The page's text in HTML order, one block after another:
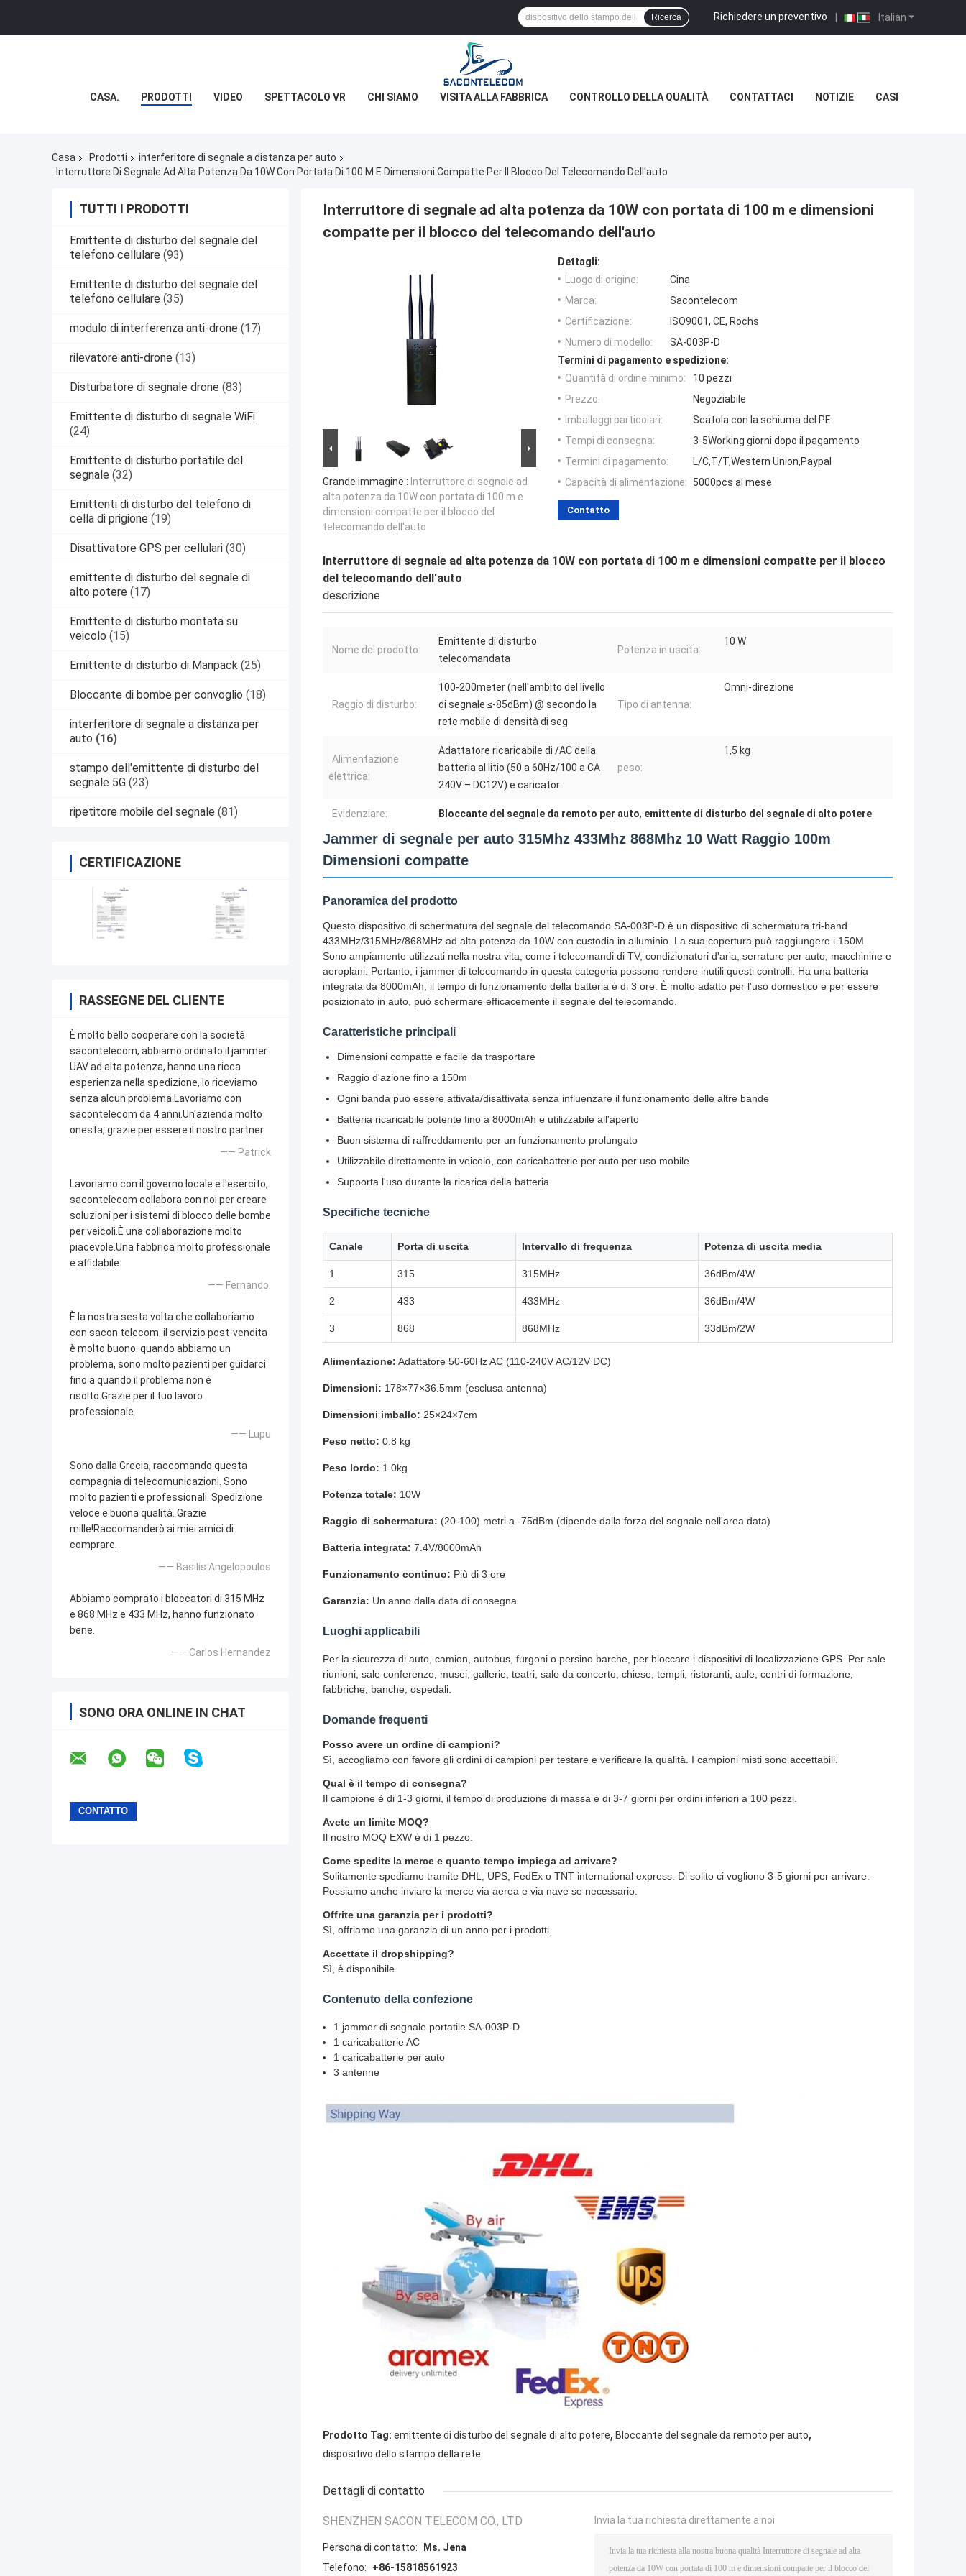
Italian
Richiedere un preventivo |
Ricerca
CASA. PRODOTTI VIDEO SPETTACOLO VR CHI SIAMO VISITA ALLA FABBRICA CONTROLLO DELLA QUALITÀ CONTATTACI NOTIZIE CASI
Casa Prodotti
interferitore di segnale a distanza per auto
Interruttore Di Segnale Ad Alta Potenza Da 10W Con Portata Di 100 M E Dimensioni Compatte Per Il Blocco Del Telecomando Dell'auto
TUTTI I PRODOTTI
Emittente di disturbo del segnale del
telefono cellulare (93)
Emittente di disturbo del segnale del
telefono cellulare (35)
modulo di interferenza anti-drone (17)
rilevatore anti-drone (13)
Disturbatore di segnale drone (83)
Emittente di disturbo di segnale WiFi
(24)
Emittente di disturbo portatile del
segnale (32)
Emittenti di disturbo del telefono di
cella di prigione (19)
Disattivatore GPS per cellulari (30)
emittente di disturbo del segnale di
alto potere (17)
Emittente di disturbo montata su
veicolo (15)
Emittente di disturbo di Manpack (25)
Bloccante di bombe per convoglio (18)
interferitore di segnale a distanza per
auto (16)
stampo dell'emittente di disturbo del
segnale 5G (23)
ripetitore mobile del segnale (81)
CERTIFICAZIONE
RASSEGNE DEL CLIENTE
È molto bello cooperare con la società
sacontelecom, abbiamo ordinato il jammer
UAV ad alta potenza, hanno una ricca
esperienza nella spedizione, lo riceviamo
senza alcun problema.Lavoriamo con
sacontelecom da 4 anni.Un'azienda molto
onesta, grazie per essere il nostro partner.
—— Patrick
Lavoriamo con il governo locale e l'esercito,
sacontelecom collabora con noi per creare
soluzioni per i sistemi di blocco delle bombe
per veicoli.È una collaborazione molto
piacevole.Una fabbrica molto professionale
e affidabile.
—— Fernando.
È la nostra sesta volta che collaboriamo
con sacon telecom. il servizio post-vendita
è molto buono. quando abbiamo un
problema, sono molto pazienti per guidarci
fino a quando il problema non è
risolto.Grazie per il tuo lavoro
professionale..
—— Lupu
Sono dalla Grecia, raccomando questa
compagnia di telecomunicazioni. Sono
molto pazienti e professionali. Spedizione
veloce e buona qualità. Grazie
mille!Raccomanderò ai miei amici di
comprare.
—— Basilis Angelopoulos
Abbiamo comprato i bloccatori di 315 MHz
e 868 MHz e 433 MHz, hanno funzionato
bene.
—— Carlos Hernandez
SONO ORA ONLINE IN CHAT
Interruttore di segnale ad alta potenza da 10W con portata di 100 m e dimensioni
compatte per il blocco del telecomando dell'auto
Grande immagine : Interruttore di segnale ad
alta potenza da 10W con portata di 100 m e
dimensioni compatte per il blocco del
telecomando dell'auto
Dettagli:
Luogo di origine:
Cina
Marca:
Sacontelecom
Certificazione:
ISO9001, CE, Rochs
Numero di modello:
SA-003P-D
Termini di pagamento e spedizione:
Quantità di ordine minimo:
10 pezzi
Prezzo:
Negoziabile
Imballaggi particolari:
Scatola con la schiuma del PE
Tempi di consegna:
3-5Working giorni dopo il pagamento
Termini di pagamento:
L/C,T/T,Western Union,Paypal
Capacità di alimentazione:
5000pcs al mese
Contatto
Interruttore di segnale ad alta potenza da 10W con portata di 100 m e dimensioni compatte per il blocco
del telecomando dell'auto
descrizione
Nome del prodotto:
Emittente di disturbo
telecomandata
Potenza in uscita:
10 W
Raggio di disturbo:
100-200meter (nell'ambito del livello
di segnale ≤-85dBm) @ secondo la
rete mobile di densità di seg
Tipo di antenna:
Omni-direzione
Alimentazione
elettrica:
Adattatore ricaricabile di /AC della
batteria al litio (50 a 60Hz/100 a CA
240V – DC12V) e caricator
peso:
1,5 kg
Evidenziare: Bloccante del segnale da remoto per auto, emittente di disturbo del segnale di alto potere
Jammer di segnale per auto 315Mhz 433Mhz 868Mhz 10 Watt Raggio 100m
Dimensioni compatte
Panoramica del prodotto
Questo dispositivo di schermatura del segnale del telecomando SA-003P-D è un dispositivo di schermatura tri-band
433MHz/315MHz/868MHz ad alta potenza da 10W con custodia in alluminio. La sua copertura può raggiungere i 150M.
Sono ampiamente utilizzati nella nostra vita, come i telecomandi di TV, condizionatori d'aria, serrature per auto, macchinine e
aeroplani. Pertanto, i jammer di telecomando in questa categoria possono rendere inutili questi controlli. Ha una batteria
integrata da 8000mAh, il tempo di funzionamento della batteria è di 3 ore. È molto adatto per l'uso domestico e per essere
posizionato in auto, può schermare efficacemente il segnale del telecomando.
Caratteristiche principali
Dimensioni compatte e facile da trasportare
Raggio d'azione fino a 150m
Ogni banda può essere attivata/disattivata senza influenzare il funzionamento delle altre bande
Batteria ricaricabile potente fino a 8000mAh e utilizzabile all'aperto
Buon sistema di raffreddamento per un funzionamento prolungato
Utilizzabile direttamente in veicolo, con caricabatterie per auto per uso mobile
Supporta l'uso durante la ricarica della batteria
Specifiche tecniche
Canale Porta di uscita Intervallo di frequenza Potenza di uscita media
1 315 315MHz 36dBm/4W
2 433 433MHz 36dBm/4W
3 868 868MHz 33dBm/2W
Alimentazione: Adattatore 50-60Hz AC (110-240V AC/12V DC)
Dimensioni: 178×77×36.5mm (esclusa antenna)
Dimensioni imballo: 25×24×7cm
Peso netto: 0.8 kg
Peso lordo: 1.0kg
Potenza totale: 10W
Raggio di schermatura: (20-100) metri a -75dBm (dipende dalla forza del segnale nell'area data)
Batteria integrata: 7.4V/8000mAh
Funzionamento continuo: Più di 3 ore
Garanzia: Un anno dalla data di consegna
Luoghi applicabili
Per la sicurezza di auto, camion, autobus, furgoni o persino barche, per bloccare i dispositivi di localizzazione GPS. Per sale
riunioni, sale conferenze, musei, gallerie, teatri, sale da concerto, chiese, templi, ristoranti, aule, centri di formazione,
fabbriche, banche, ospedali.
Domande frequenti
Posso avere un ordine di campioni?
Sì, accogliamo con favore gli ordini di campioni per testare e verificare la qualità. I campioni misti sono accettabili.
Qual è il tempo di consegna?
Il campione è di 1-3 giorni, il tempo di produzione di massa è di 3-7 giorni per ordini inferiori a 100 pezzi.
Avete un limite MOQ?
Il nostro MOQ EXW è di 1 pezzo.
Come spedite la merce e quanto tempo impiega ad arrivare?
Solitamente spediamo tramite DHL, UPS, FedEx o TNT international express. Di solito ci vogliono 3-5 giorni per arrivare.
Possiamo anche inviare la merce via aerea e via nave se necessario.
Offrite una garanzia per i prodotti?
Sì, offriamo una garanzia di un anno per i prodotti.
Accettate il dropshipping?
Sì, è disponibile.
Contenuto della confezione
1 jammer di segnale portatile SA-003P-D
1 caricabatterie AC
1 caricabatterie per auto
3 antenne
Prodotto Tag: emittente di disturbo del segnale di alto potere, Bloccante del segnale da remoto per auto,
dispositivo dello stampo della rete
Dettagli di contatto
SHENZHEN SACON TELECOM CO., LTD
Persona di contatto:
Ms. Jena
Telefono:
+86-15818561923
Invia la tua richiesta direttamente a noi